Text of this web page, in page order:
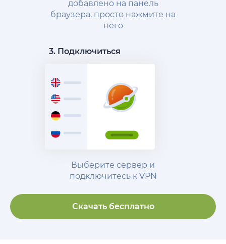
добавлено на панель
браузера, просто нажмите на
него
3. Подключиться
Выберите сервер и
подключитесь к VPN
Скачать бесплатно